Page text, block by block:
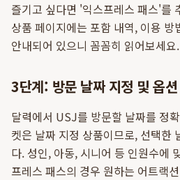
즐기고 싶다면 '익스프레스 패스'를
상품 페이지에는 포함 내역, 이용 방
안내되어 있으니 꼼꼼히 읽어보세요.
3단계: 방문 날짜 지정 및 옵
달력에서 USJ를 방문할 날짜를 정
켓은 날짜 지정 상품이므로, 선택한
다. 성인, 아동, 시니어 등 인원수에
프레스 패스의 경우 원하는 어트랙